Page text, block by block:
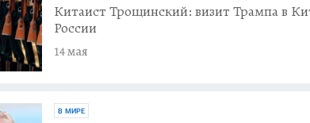
Китаист Трощинский: визит Трампа в
России
14 мая
В МИРЕ